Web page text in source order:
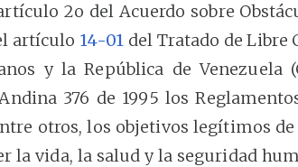
2o del Acuerdo sobre
artículo 14-01 del Tratado de Libre
y la República de Venezuela
376 de 1995 los
otros, los objetivos legítimos
la vida, la salud y la seguridad